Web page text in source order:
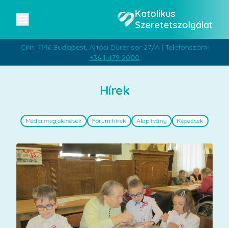
Katolikus
Szeretetszolgálat
Cím: 1146 Budapest, Ajtósi Dürer sor 27/A | Telefonszám:
+36 1 479 2000
Hírek
Média megjelenések Fórum hírek Alapítvány Képzések